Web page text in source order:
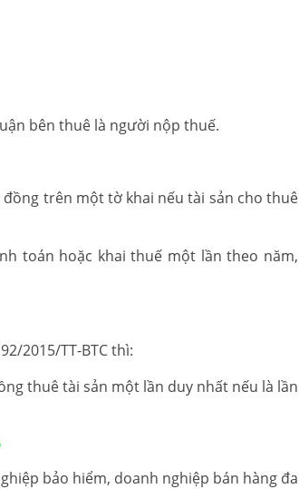
bên thuê là người nộp thuế.
trên một tờ khai nếu tài sản cho thuê
toán hoặc khai thuế một lần theo năm,
2015/TT-BTC thì:
thuê tài sản một lần duy nhất nếu là lần
bảo hiểm, doanh nghiệp bán hàng đa